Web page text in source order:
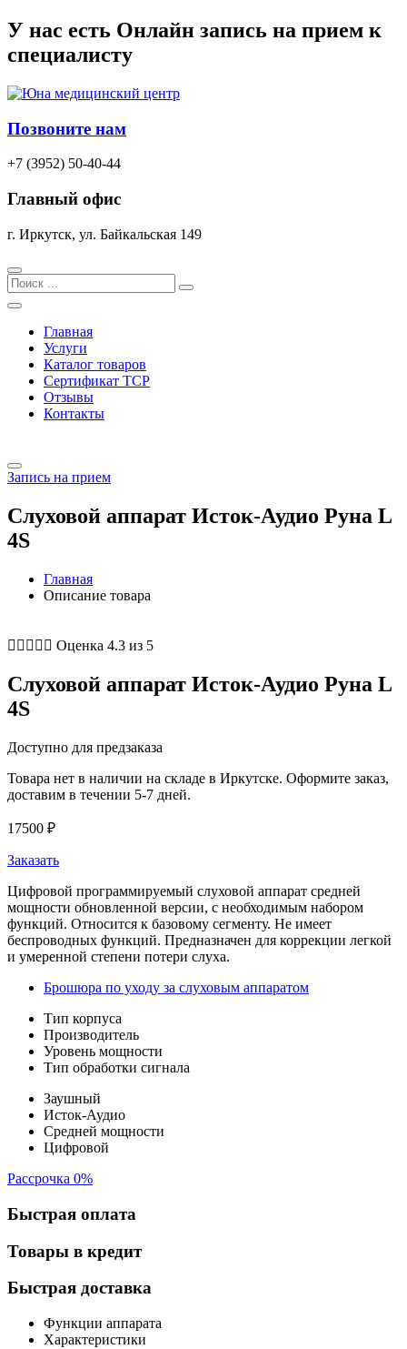
Перейти
к
содержимому
У нас есть Онлайн запись на прием к
специалисту
Позвоните нам
+7 (3952) 50-40-44
Главный офис
г. Иркутск, ул. Байкальская 149
Search
Главная
Услуги
Каталог товаров
Сертификат TCP
Отзывы
Контакты
Запись на прием
Слуховой аппарат Исток-Аудио Руна L
4S
Главная
Описание товара
     Оценка 4.3 из 5
Слуховой аппарат Исток-Аудио Руна L
4S
Доступно для предзаказа
Товара нет в наличии на складе в Иркутске. Оформите заказ,
доставим в течении 5-7 дней.
17500 ₽
Заказать
Цифровой программируемый слуховой аппарат средней
мощности обновленной версии, с необходимым набором
функций. Относится к базовому сегменту. Не имеет
беспроводных функций. Предназначен для коррекции легкой
и умеренной степени потери слуха.
Брошюра по уходу за слуховым аппаратом
Тип корпуса
Производитель
Уровень мощности
Тип обработки сигнала
Заушный
Исток-Аудио
Средней мощности
Цифровой
Рассрочка 0%
Быстрая оплата
Товары в кредит
Быстрая доставка
Функции аппарата
Характеристики